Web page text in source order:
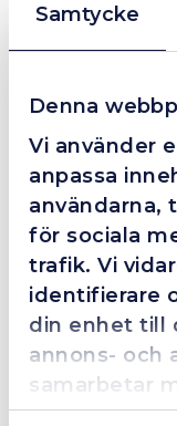
Samtycke
Denna
Vi använder
anpassa
användarna,
för sociala
trafik. Vi
identifierare
din enhet till
annons- och
samarbetar
kombinera
4.4
Grym
Trots en billigare
så agerade dom
förväntan. Hade
en extra
Beskrivning